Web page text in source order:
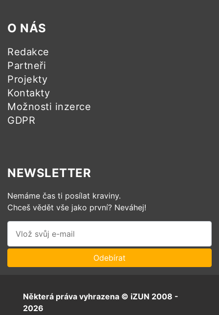
O NÁS
Redakce
Partneři
Projekty
Kontakty
Možnosti inzerce
GDPR
NEWSLETTER
Nemáme čas ti posílat kraviny.
Chceš vědět vše jako první? Neváhej!
Některá práva vyhrazena © iZUN 2008 -
2026